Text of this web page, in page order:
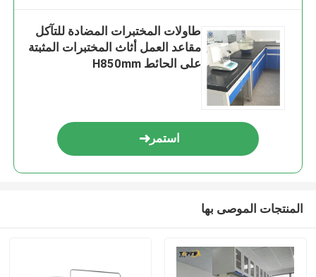
طاولات المختبرات المضادة للتآكل
مقاعد العمل أثاث المختبرات المثبتة
على الحائط H850mm
استمر
المنتجات الموصى بها